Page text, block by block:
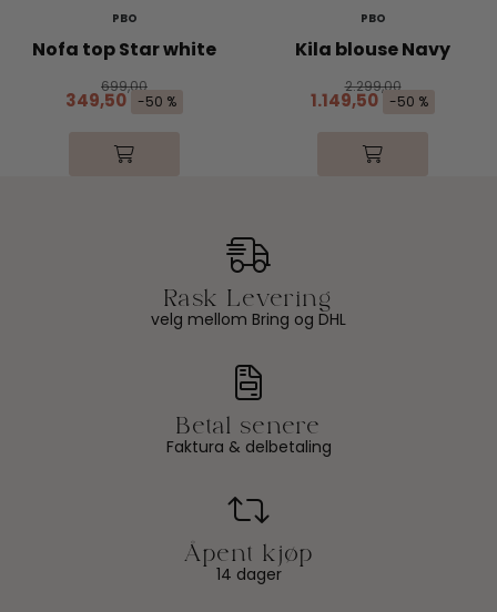
PBO
Nofa top Star white
699,00
349,50 -50 %
PBO
Kila blouse Navy
2.299,00
1.149,50 -50 %
velg mellom Bring og DHL
Faktura & delbetaling
14 dager